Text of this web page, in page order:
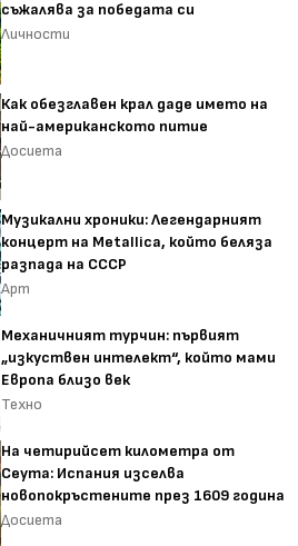
съжалява за победата си
Личности
Как обезглавен крал даде името на
най-американското питие
Досиета
Музикални хроники: Легендарният
концерт на Metallica, който беляза
разпада на СССР
Арт
Механичният турчин: първият
„изкуствен интелект“, който мами
Европа близо век
Техно
На четирийсет километра от
Сеута: Испания изселва
новопокръстените през 1609 година
Досиета